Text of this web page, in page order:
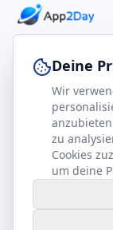
footer.company
Kontakt
Partner werden
Gesundheits-
Deine
Wir
zu
Cookies
um deine